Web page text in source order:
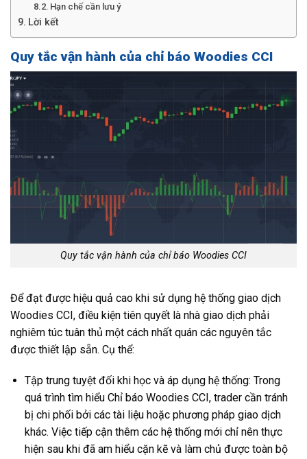
Hạn chế cần lưu ý
Lời kết
Quy tắc vận hành của chỉ báo Woodies CCI
Quy tắc vận hành của chỉ báo Woodies CCI
Để đạt được hiệu quả cao khi sử dụng hệ thống giao dịch
Woodies CCI, điều kiện tiên quyết là nhà giao dịch phải
nghiêm túc tuân thủ một cách nhất quán các nguyên tắc
được thiết lập sẵn. Cụ thể:
Tập trung tuyệt đối khi học và áp dụng hệ thống: Trong
quá trình tìm hiểu Chỉ báo Woodies CCI, trader cần tránh
bị chi phối bởi các tài liệu hoặc phương pháp giao dịch
khác. Việc tiếp cận thêm các hệ thống mới chỉ nên thực
hiện sau khi đã am hiểu cặn kẽ và làm chủ được toàn bộ